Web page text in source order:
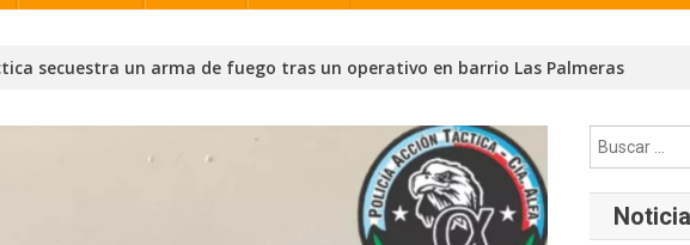
secuestra un arma de fuego tras un operativo en barrio Las Palmeras